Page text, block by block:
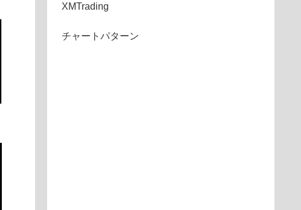
XMTrading
チャートパターン